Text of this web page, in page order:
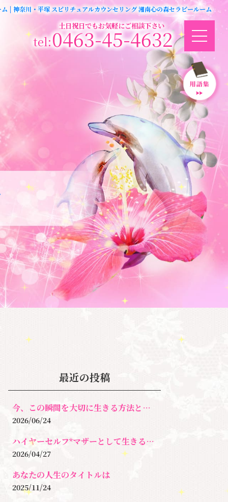
土日祝日でもお気軽にご相談下さい
0463-45-4632
| 神奈川・平塚 スピリチュアルカウンセリング 湘南心の森セラピールーム
最近の投稿
今、この瞬間を大切に生きる方法とは！
2026/06/24
ハイヤーセルフ*マザーとして生きるとは？
2026/04/27
あなたの人生のタイトルは
2025/11/24